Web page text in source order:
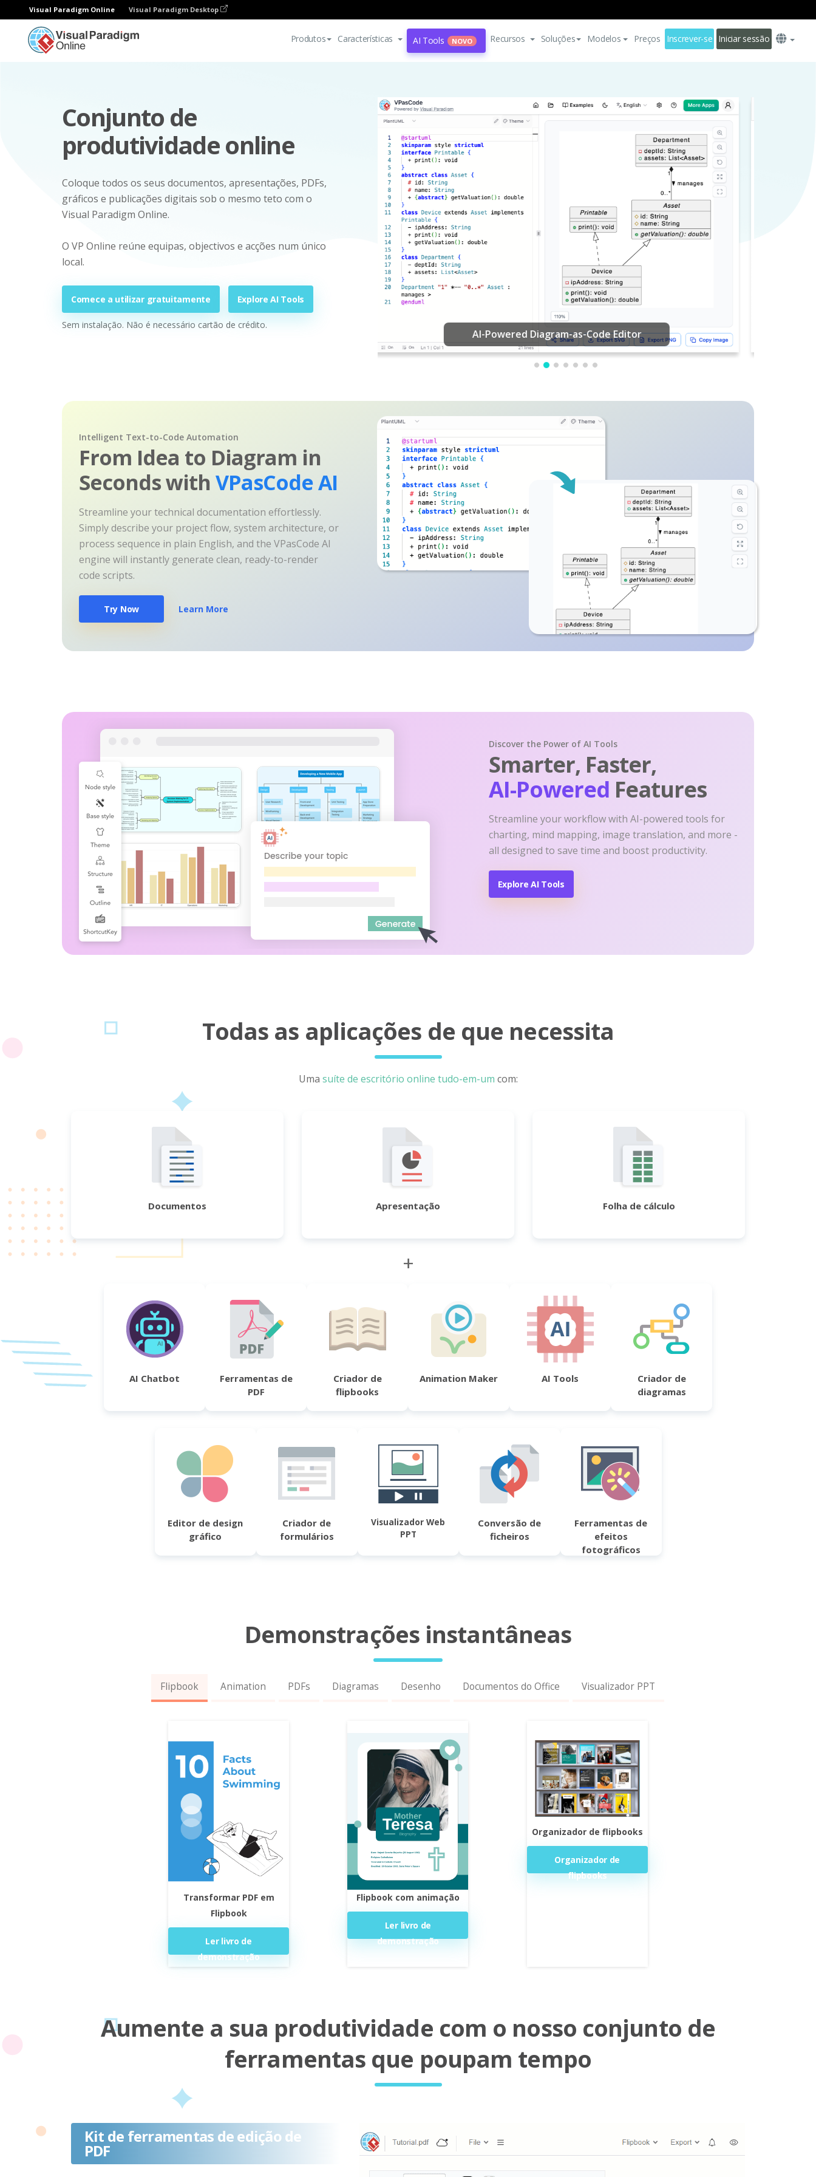
Visual Paradigm Online Visual Paradigm Desktop
Produtos Características AI Tools NOVO Recursos Soluções Modelos Preços Inscrever-se Iniciar sessão
Conjunto de
produtividade online
Coloque todos os seus documentos, apresentações, PDFs,
gráficos e publicações digitais sob o mesmo teto com o
Visual Paradigm Online.
O VP Online reúne equipas, objectivos e acções num único
local.
Comece a utilizar gratuitamente Explore AI Tools
Sem instalação. Não é necessário cartão de crédito.
Edição de PDF
Intelligent Text-to-Code Automation
From Idea to Diagram in
Seconds withVPasCode AI
Streamline your technical documentation effortlessly.
Simply describe your project flow, system architecture, or
process sequence in plain English, and the VPasCode AI
engine will instantly generate clean, ready-to-render
code scripts.
Try Now Learn More
Discover the Power of AI Tools
Smarter, Faster,
AI-Powered Features
Streamline your workflow with AI-powered tools for
charting, mind mapping, image translation, and more -
all designed to save time and boost productivity.
Explore AI Tools
Todas as aplicações de que necessita
Uma suíte de escritório online tudo-em-um com:
Documentos Apresentação Folha de cálculo
+
AI Chatbot
Ferramentas de
PDF
Criador de
flipbooks
Animation Maker AI Tools
Criador de
diagramas
Editor de design
gráfico
Criador de
formulários
Visualizador Web
PPT
Conversão de
ficheiros
Ferramentas de
efeitos
fotográficos
Demonstrações instantâneas
Flipbook Animation PDFs Diagramas Desenho Documentos do Office Visualizador PPT
Transformar PDF em
Flipbook
Ler livro de
demonstração
Flipbook com animação
Ler livro de
demonstração
Organizador de flipbooks
Organizador de
flipbooks
Aumente a sua produtividade com o nosso conjunto de
ferramentas que poupam tempo
Kit de ferramentas de edição de
PDF